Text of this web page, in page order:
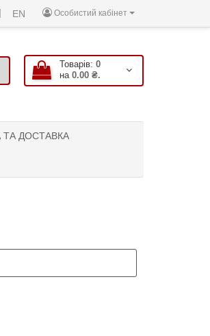
Особистий кабінет
| EN
Товарів: 0
на 0.00 ₴.
ТА ДОСТАВКА